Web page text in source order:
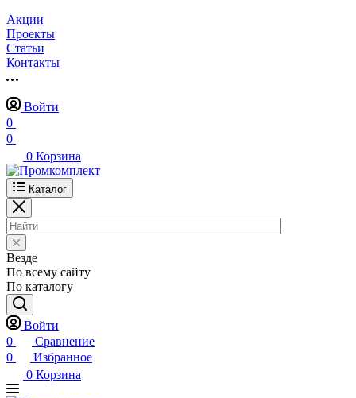
Акции
Проекты
Статьи
Контакты
Войти
0
0
0 Корзина
Каталог
Везде
По всему сайту
По каталогу
Войти
0
Сравнение
0
Избранное
0 Корзина